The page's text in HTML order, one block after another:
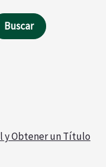
Buscar
y Obtener un Título